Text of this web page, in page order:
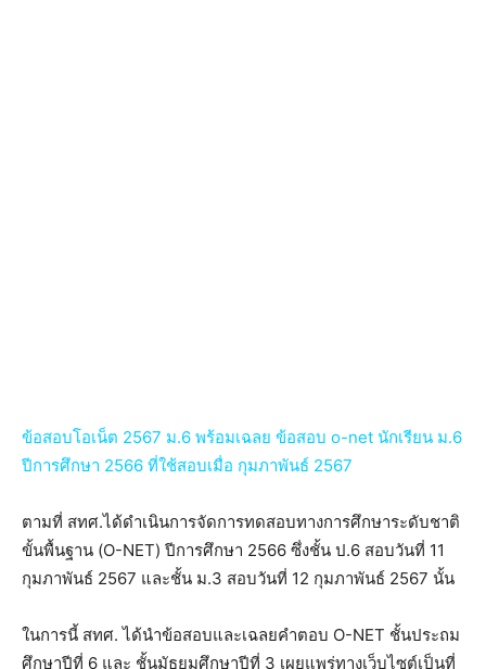
ข้อสอบโอเน็ต 2567 ม.6 พร้อมเฉลย ข้อสอบ o-net นักเรียน ม.6
ปีการศึกษา 2566 ที่ใช้สอบเมื่อ กุมภาพันธ์ 2567
ตามที่ สทศ.ได้ดำเนินการจัดการทดสอบทางการศึกษาระดับชาติ
ขั้นพื้นฐาน (O-NET) ปีการศึกษา 2566 ซึ่งชั้น ป.6 สอบวันที่ 11
กุมภาพันธ์ 2567 และชั้น ม.3 สอบวันที่ 12 กุมภาพันธ์ 2567 นั้น
ในการนี้ สทศ. ได้นำข้อสอบและเฉลยคำตอบ O-NET ชั้นประถม
ศึกษาปีที่ 6 และ ชั้นมัธยมศึกษาปีที่ 3 เผยแพร่ทางเว็บไซต์เป็นที่